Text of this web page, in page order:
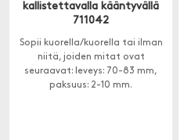
kallistettavalla kääntyvällä
711042
Sopii kuorella/kuorella tai ilman
niitä, joiden mitat ovat
seuraavat: leveys: 70-83 mm,
paksuus: 2-10 mm.